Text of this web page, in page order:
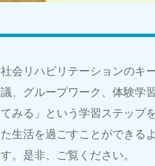
社会リハビリテーションのキ
議、グループワーク、体験学
てみる」という学習ステップ
た生活を過ごすことができる
す。是非、ご覧ください。